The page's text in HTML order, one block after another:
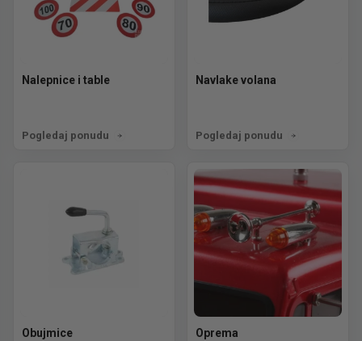
Nalepnice i table
Pogledaj ponudu
Navlake volana
Pogledaj ponudu
Obujmice Oprema